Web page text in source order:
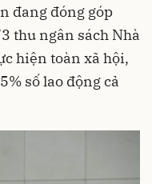
đang đóng góp
thu ngân sách Nhà
hiện toàn xã hội,
số lao động cả